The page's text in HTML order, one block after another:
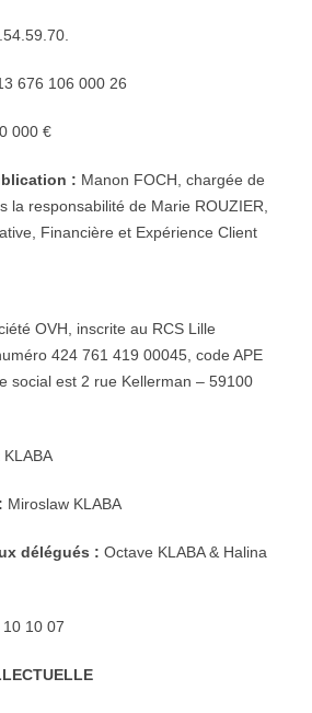
676 106 000 26
000 €
: Manon FOCH, chargée de
la responsabilité de Marie ROUZIER,
Financière et Expérience Client
OVH, inscrite au RCS Lille
424 761 419 00045, code APE
social est 2 rue Kellerman – 59100
KLABA
Miroslaw KLABA
délégués : Octave KLABA & Halina
10 07